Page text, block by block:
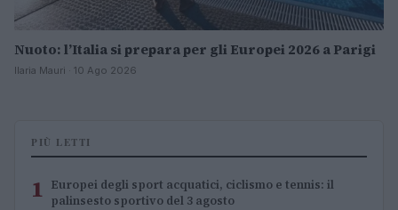
Nuoto: l’Italia si prepara per gli Europei 2026 a Parigi
Ilaria Mauri · 10 Ago 2026
PIÙ LETTI
1 Europei degli sport acquatici, ciclismo e tennis: il
palinsesto sportivo del 3 agosto